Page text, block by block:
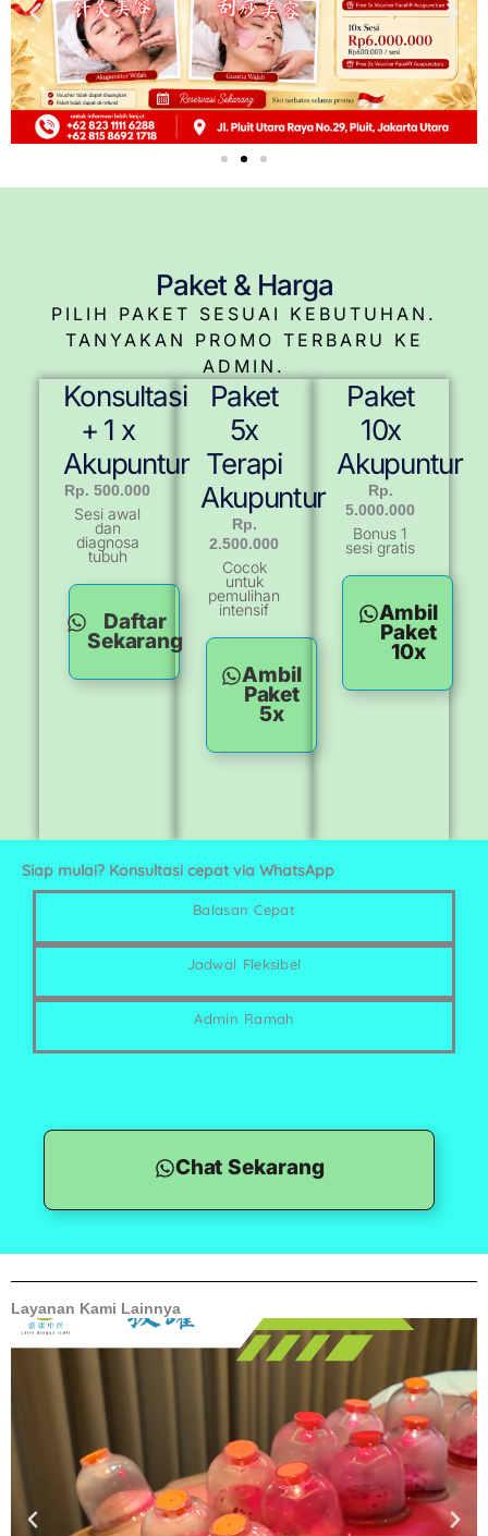
Paket & Harga
PILIH PAKET SESUAI KEBUTUHAN.
TANYAKAN PROMO TERBARU KE
ADMIN.
Konsultasi
+ 1 x
Akupuntur
Rp. 500.000
Sesi awal
dan
diagnosa
tubuh
Daftar
Sekarang
Paket
5x
Terapi
Akupuntur
Rp.
2.500.000
Cocok
untuk
pemulihan
intensif
Ambil
Paket
5x
Paket
10x
Akupuntur
Rp.
5.000.000
Bonus 1
sesi gratis
Ambil
Paket
10x
Siap mulai? Konsultasi cepat via WhatsApp
Balasan Cepat
Jadwal Fleksibel
Admin Ramah
Chat Sekarang
Layanan Kami Lainnya
Previous